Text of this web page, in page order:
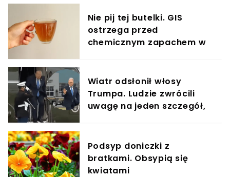
Nie pij tej butelki. GIS
ostrzega przed
chemicznym zapachem w
Wiatr odsłonił włosy
Trumpa. Ludzie zwrócili
uwagę na jeden szczegół,
Podsyp doniczki z
bratkami. Obsypią się
kwiatami